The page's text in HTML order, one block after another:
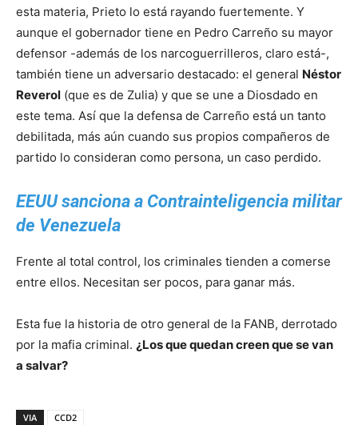
esta materia, Prieto lo está rayando fuertemente. Y
aunque el gobernador tiene en Pedro Carreño su mayor
defensor -además de los narcoguerrilleros, claro está-,
también tiene un adversario destacado: el general Néstor
Reverol (que es de Zulia) y que se une a Diosdado en
este tema. Así que la defensa de Carreño está un tanto
debilitada, más aún cuando sus propios compañeros de
partido lo consideran como persona, un caso perdido.
EEUU sanciona a Contrainteligencia militar
de Venezuela
Frente al total control, los criminales tienden a comerse
entre ellos. Necesitan ser pocos, para ganar más.
Esta fue la historia de otro general de la FANB, derrotado
por la mafia criminal. ¿Los que quedan creen que se van
a salvar?
VIA
CCD2